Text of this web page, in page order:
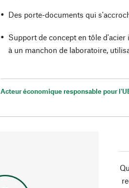
Des porte-documents qui
Support de concept en tôle
à un manchon de laboratoire,
Acteur économique responsable pour